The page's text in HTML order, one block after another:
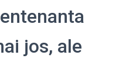
jos, ale